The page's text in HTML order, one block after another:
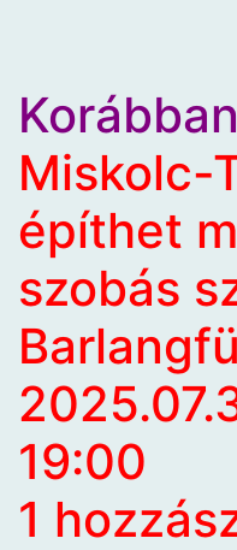
Miskolc-
építhet
szobás
19:00
1